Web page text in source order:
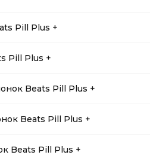
Pill Plus +
Pill Plus +
Beats Pill Plus +
Beats Pill Plus +
Beats Pill Plus +